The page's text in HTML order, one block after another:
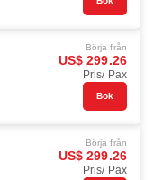
Börja från
US$ 299.26
Pris/ Pax
Bok
Börja från
US$ 299.26
Pris/ Pax